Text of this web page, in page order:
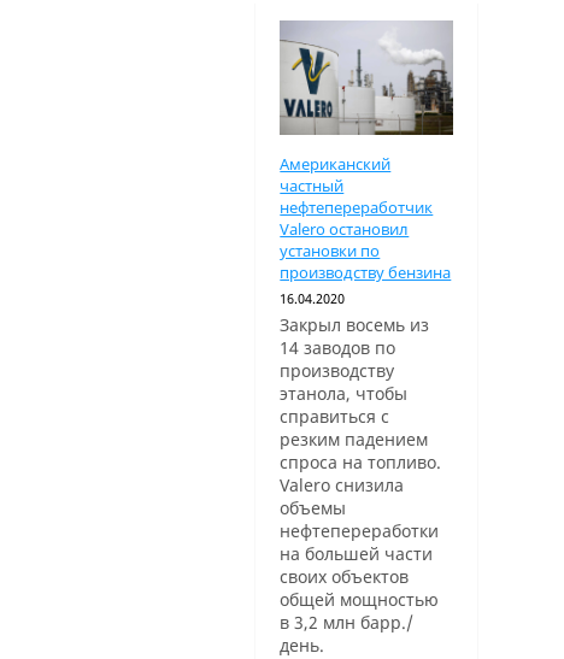
Американский
частный
нефтепереработчик
Valero остановил
установки по
производству бензина
16.04.2020
Закрыл восемь из
14 заводов по
производству
этанола, чтобы
справиться с
резким падением
спроса на топливо.
Valero снизила
объемы
нефтепереработки
на большей части
своих объектов
общей мощностью
в 3,2 млн барр./
день.